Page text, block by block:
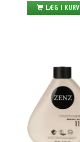
LÆG I KURV